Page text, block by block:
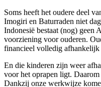
Soms heeft het oudere deel
Imogiri en Baturraden niet
Indonesië bestaat (nog) geen
voorziening voor ouderen.
financieel volledig afhankelijk
En die kinderen zijn weer
voor het oprapen ligt.
Dankzij onze werkwijze